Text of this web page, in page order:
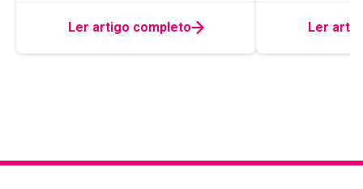
Ler artigo completo Ler